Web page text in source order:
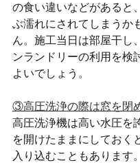
の食い違いなどがあると
ぶ濡れにされてしまうか
ん。施工当日は部屋干し
ンランドリーの利用を検
よいでしょう。
③高圧洗浄の際は窓を閉
高圧洗浄機は高い水圧を
を開けたままにしておく
入り込むこともあります